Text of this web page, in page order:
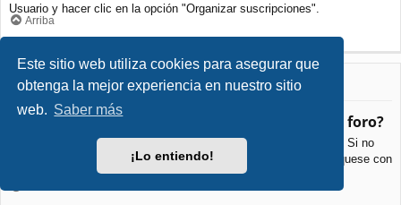
Este sitio web utiliza cookies para asegurar que
obtenga la mejor experiencia en nuestro sitio
web. Saber más
¡Lo entiendo!
Usuario y hacer clic en la opción "Organizar suscripciones".
Arriba
Archivos Adjuntos
¿Qué archivos adjuntos son permitidos en este foro?
Cada foro puede permitir o no ciertos tipos de archivos adjuntos. Si no
está seguro de que tipos de archivos se pueden cargar, comuníquese con
La Administración para obtener más información.